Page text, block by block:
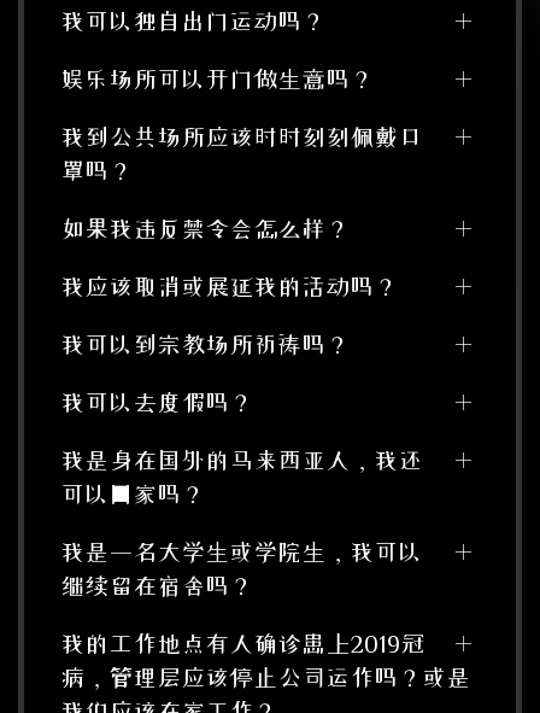
我可以独自出门运动吗？
娱乐场所可以开门做生意吗？
我到公共场所应该时时刻刻佩戴口
罩吗？
如果我违反禁令会怎么样？
我应该取消或展延我的活动吗？
我可以到宗教场所祈祷吗？
我可以去度假吗？
我是身在国外的马来西亚人，我还
可以回家吗？
我是一名大学生或学院生，我可以
继续留在宿舍吗？
我的工作地点有人确诊患上2019冠
病，管理层应该停止公司运作吗？或是